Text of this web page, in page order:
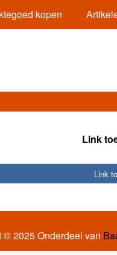
kopen
Link
Link
© 2025 Onderdeel van